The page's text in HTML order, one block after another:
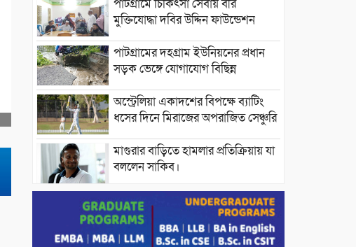
পাটগ্রামে চিকিৎসা সেবায় বীর
মুক্তিযোদ্ধা দবির উদ্দিন ফাউন্ডেশন
পাটগ্রামের দহগ্রাম ইউনিয়নের প্রধান
সড়ক ভেঙ্গে যোগাযোগ বিছিন্ন
অস্ট্রেলিয়া একাদশের বিপক্ষে ব্যাটিং
ধসের দিনে মিরাজের অপরাজিত সেঞ্চুরি
মাগুরার বাড়িতে হামলার প্রতিক্রিয়ায় যা
বললেন সাকিব।
দেশীয় পাঁচ প্রজাতির ছোট মাছে
উদ্বেগজনক মাত্রায় মাইক্রোপ্লাস্টিকের
উপস্থিতি শনাক্ত ।